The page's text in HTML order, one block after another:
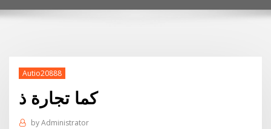
Autio20888
كما تجارة ذ
byAdministrator